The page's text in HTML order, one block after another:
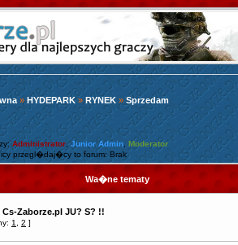
» HYDEPARK»RYNEK »Sprzedam
Administrator,Junior Admin Moderator
przegl�daj�cy to forum: Brak
Wa�ne tematy
Cs-Zaborze.pl JU? S? !!
1 2 ]